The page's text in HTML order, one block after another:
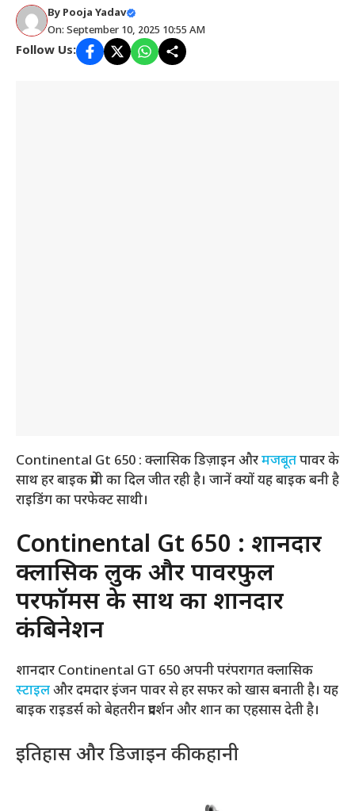
By Pooja Yadav
On: September 10, 2025 10:55 AM
Follow Us:
Continental Gt 650 : क्लासिक डिज़ाइन औरमजबूतपावर के
साथ हर बाइक प्रेमी का दिल जीत रही है। जानें क्यों यह बाइक बनी है
राइडिंग का परफेक्ट साथी।
Continental Gt 650 : शानदार
क्लासिक लुक और पावरफुल
परफॉर्मेंस के साथ का शानदार
कंबिनेशन
शानदार Continental GT 650 अपनी परंपरागत क्लासिक
स्टाइलऔर दमदार इंजन पावर से हर सफर को खास बनाती है। यह
बाइक राइडर्स को बेहतरीन प्रदर्शन और शान का एहसास देती है।
इतिहास और डिजाइन की कहानी